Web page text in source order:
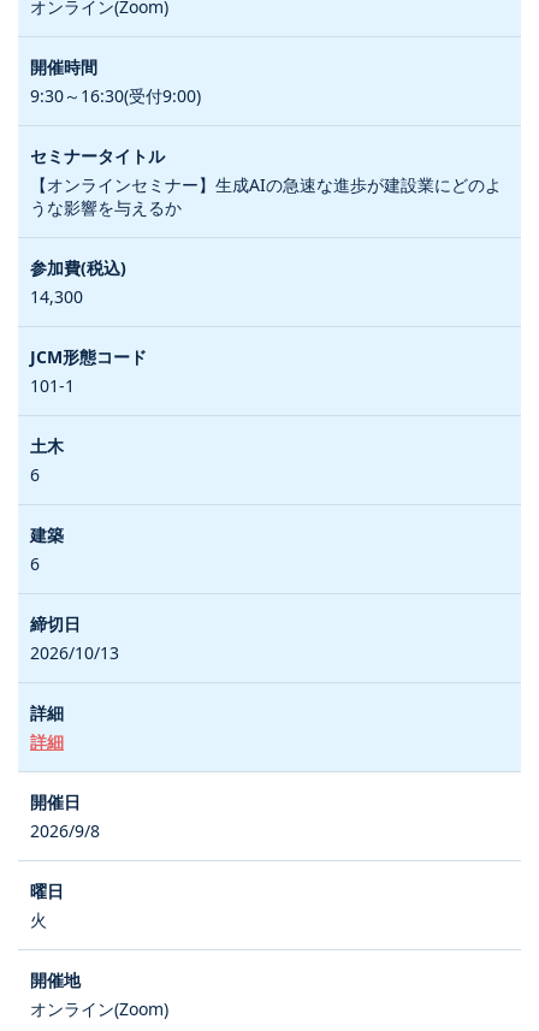
オンライン(Zoom)
9:30～16:30(受付9:00)
【オンラインセミナー】生成AIの急速な進歩が建設業にどのよ
うな影響を与えるか
14,300
101-1
6
6
2026/10/13
詳細
2026/9/8
火
オンライン(Zoom)